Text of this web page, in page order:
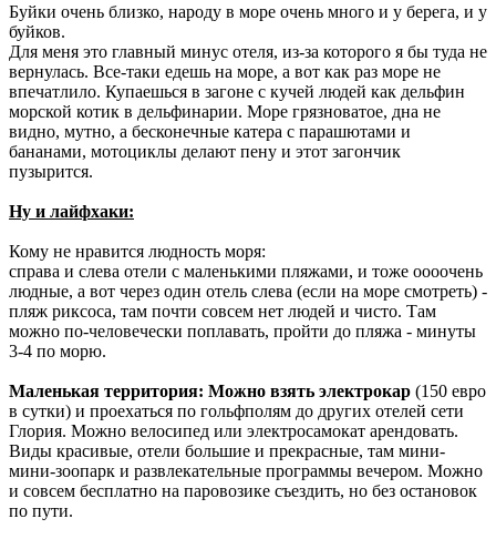
Буйки очень близко, народу в море очень много и у берега, и у
буйков.
Для меня это главный минус отеля, из-за которого я бы туда не
вернулась. Все-таки едешь на море, а вот как раз море не
впечатлило. Купаешься в загоне с кучей людей как дельфин
морской котик в дельфинарии. Море грязноватое, дна не
видно, мутно, а бесконечные катера с парашютами и
бананами, мотоциклы делают пену и этот загончик
пузырится.
Ну и лайфхаки:
Кому не нравится людность моря:
справа и слева отели с маленькими пляжами, и тоже оооочень
людные, а вот через один отель слева (если на море смотреть) -
пляж риксоса, там почти совсем нет людей и чисто. Там
можно по-человечески поплавать, пройти до пляжа - минуты
3-4 по морю.
Маленькая территория: Можно взять электрокар (150 евро
в сутки) и проехаться по гольфполям до других отелей сети
Глория. Можно велосипед или электросамокат арендовать.
Виды красивые, отели большие и прекрасные, там мини-
мини-зоопарк и развлекательные программы вечером. Можно
и совсем бесплатно на паровозике съездить, но без остановок
по пути.